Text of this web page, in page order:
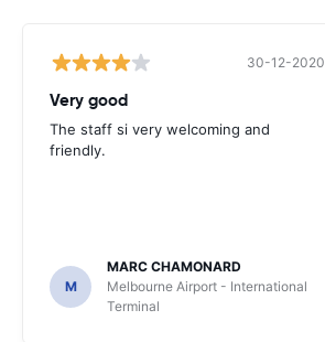
30-12-2020
Very good
The staff si very welcoming and
friendly.
M
MARC CHAMONARD
Melbourne Airport - International
Terminal